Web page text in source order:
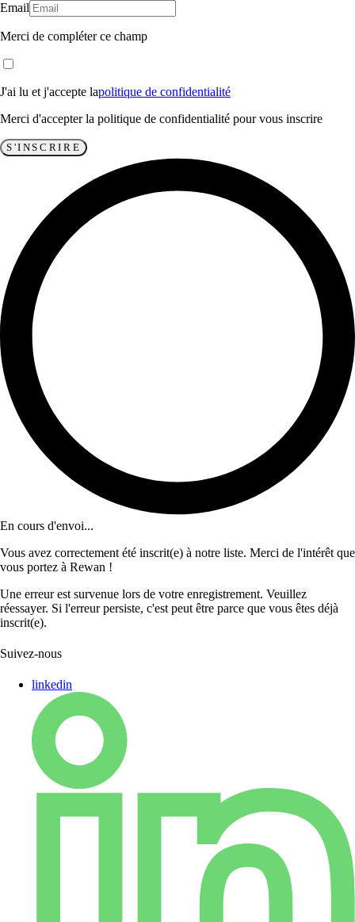
Email
Merci de compléter ce champ
J'ai lu et j'accepte lapolitique de confidentialité
Merci d'accepter la politique de confidentialité pour vous inscrire
S'INSCRIRE
En cours d'envoi...
Vous avez correctement été inscrit(e) à notre liste. Merci de l'intérêt que
vous portez à Rewan !
Une erreur est survenue lors de votre enregistrement. Veuillez
réessayer. Si l'erreur persiste, c'est peut être parce que vous êtes déjà
inscrit(e).
Suivez-nous
linkedin